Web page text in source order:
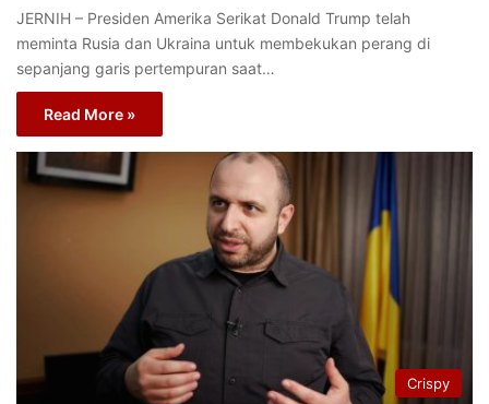
JERNIH – Presiden Amerika Serikat Donald Trump telah
meminta Rusia dan Ukraina untuk membekukan perang di
sepanjang garis pertempuran saat…
Read More »
Crispy